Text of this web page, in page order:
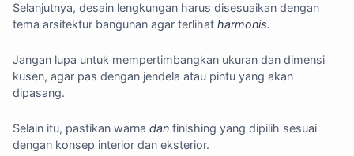
Selanjutnya, desain lengkungan harus disesuaikan dengan
tema arsitektur bangunan agar terlihat harmonis.
Jangan lupa untuk mempertimbangkan ukuran dan dimensi
kusen, agar pas dengan jendela atau pintu yang akan
dipasang.
Selain itu, pastikan warna dan finishing yang dipilih sesuai
dengan konsep interior dan eksterior.